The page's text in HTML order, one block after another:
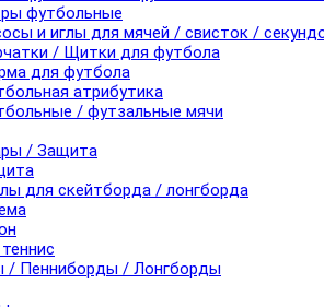
футбольные
и иглы для мячей / свисток /
/ Щитки для футбола
для футбола
атрибутика
/ футзальные мячи
/ Защита
для скейтборда / лонгборда
/ Пенниборды / Лонгборды